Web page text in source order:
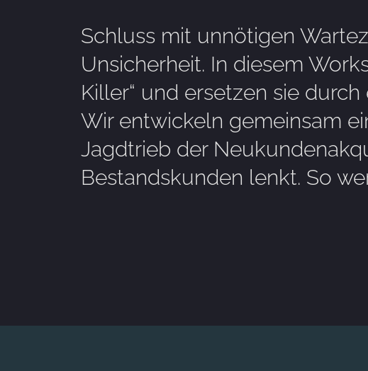
Schluss mit unnötigen
Unsicherheit. In diesem
Killer“ und ersetzen sie
Wir entwickeln gemeinsam
Jagdtrieb der
Bestandskunden lenkt. So